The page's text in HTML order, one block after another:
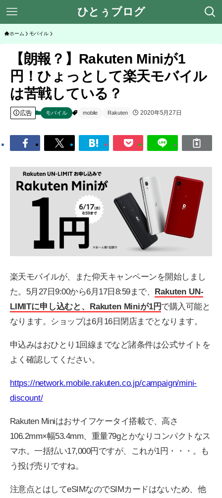
ひとぅブログ
ホーム モバイル
【朗報？】Rakuten Miniが1
円！ひょっとして楽天モバイル
は苦戦している？
広告 モバイル mobile Rakuten 2020年5月27日
楽天モバイルが、また仰天キャンペーンを開始しまし
た。5月27日9:00から6月17日8:59まで、 Rakuten UN-
LIMITに申し込むと、Rakuten Miniが1円で購入可能と
なります。ショップは6月16日閉店までとなります。
申込みはおひとり1回線までなど諸条件は公式サイトを
よく確認してください。
https://network.mobile.rakuten.co.jp/campaign/mini-
discount/
Rakuten Miniはおサイフケータイ搭載で、高さ
106.2mm×幅53.4mm、重量79gとかなりコンパクトなス
マホ。一括払い17,000円ですが、これが1円・・・。も
う投げ売りですね。
注意点とはしてeSIMなのでSIMカードはないため、他